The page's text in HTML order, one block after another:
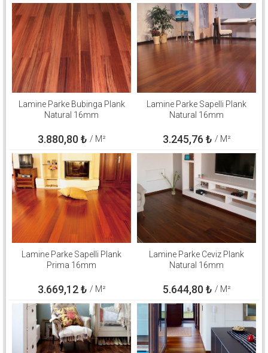
Lamine Parke Bubinga Plank
Natural 16mm
3.880,80₺ / M²
Lamine Parke Sapelli Plank
Natural 16mm
3.245,76 ₺ / M²
Lamine Parke Sapelli Plank
Prima 16mm
3.669,12₺ / M²
Lamine Parke Ceviz Plank
Natural 16mm
5.644,80₺ / M²